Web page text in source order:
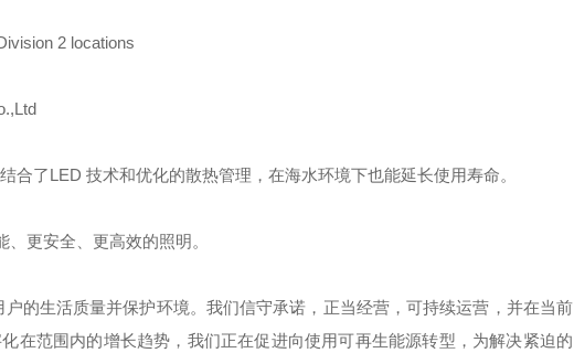
2 locations
了LED 技术和优化的散热管理，在海水环境下也能延长使用寿命。
更安全、更高效的照明。
的生活质量并保护环境。我们信守承诺，正当经营，可持续运营，并在当前
在范围内的增长趋势，我们正在促进向使用可再生能源转型，为解决紧迫的